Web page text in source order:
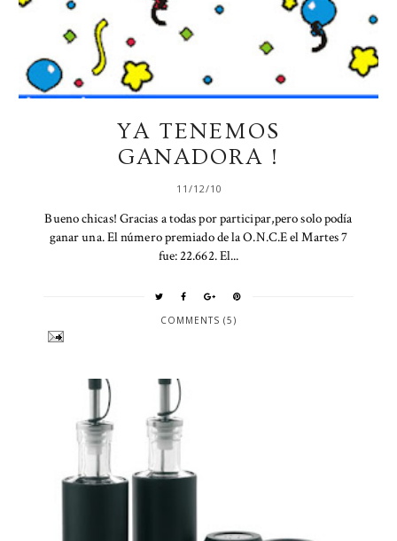
YA TENEMOS
GANADORA !
11/12/10
Bueno chicas! Gracias a todas por participar,pero solo podía
ganar una. El número premiado de la O.N.C.E el Martes 7
fue: 22.662. El...
COMMENTS (5)